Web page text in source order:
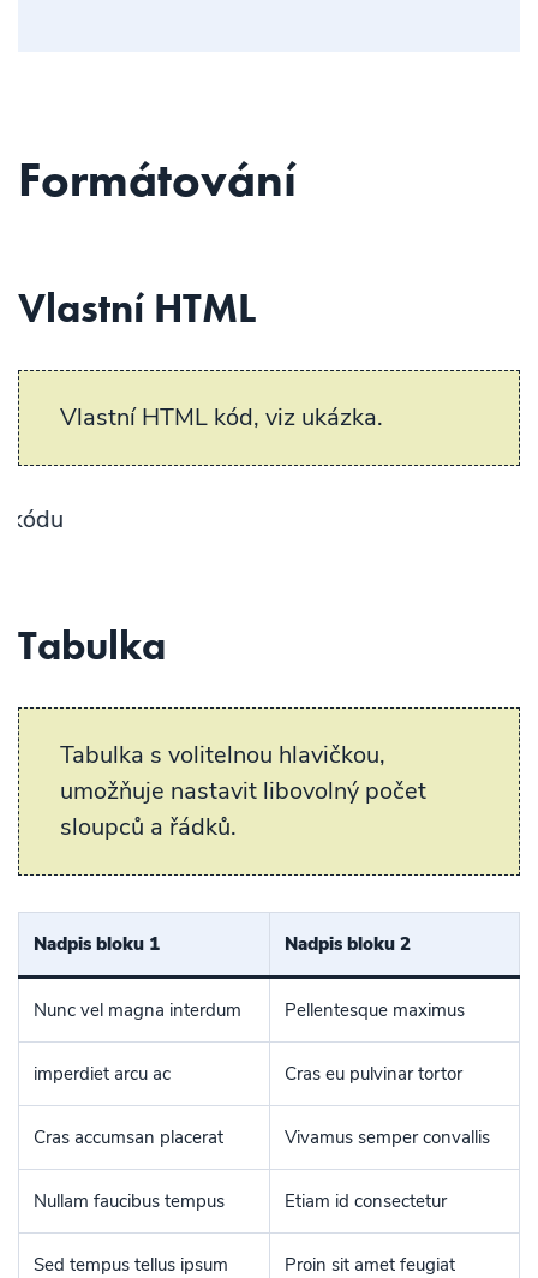
Formátování
Vlastní HTML
Vlastní HTML kód, viz ukázka.
Tabulka
Tabulka s volitelnou hlavičkou,
umožňuje nastavit libovolný počet
sloupců a řádků.
Nadpis bloku 1 Nadpis bloku 2
Nunc vel magna interdum Pellentesque maximus
imperdiet arcu ac Cras eu pulvinar tortor
Cras accumsan placerat Vivamus semper convallis
Nullam faucibus tempus Etiam id consectetur
Sed tempus tellus ipsum Proin sit amet feugiat